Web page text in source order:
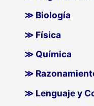
≫ Biología
≫ Física
≫ Química
≫
≫ Lenguaje y